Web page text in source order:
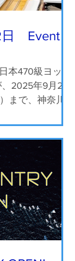
本470級ヨット
2025年9月2日
まで、神奈川県
ら九州までの
いた社会人や学
4艇を加えた95